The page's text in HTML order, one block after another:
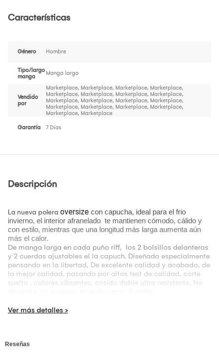
Características
Género Hombre
Tipo/largo
manga
Manga larga
Vendido
por
Marketplace, Marketplace, Marketplace, Marketplace,
Marketplace, Marketplace, Marketplace, Marketplace,
Marketplace, Marketplace, Marketplace, Marketplace,
Marketplace, Marketplace, Marketplace, Marketplace,
Marketplace, Marketplace
Garantía 7 Días
Descripción
La nueva polera oversize con capucha, ideal para el frio
invierno, el interior afranelado te mantienen cómodo, cálido y
con estilo, mientras que una longitud más larga aumenta aún
más el calor.
De manga larga en cada puño riff, los 2 bolsillos delanteros
y 2 cuerdas ajustables el la capuch. Diseñado especialmente
pensando en la libertad, De excelente calidad y acabado, de
la mejor calidad, pasando por altos test de calidad, corte
suelto , colores vibrantes, cosido doble ultra resistente, No
oversize de máxima tendencia.